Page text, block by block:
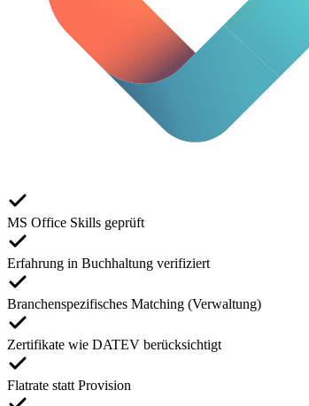
MS Office Skills geprüft
Erfahrung in Buchhaltung verifiziert
Branchenspezifisches Matching (Verwaltung)
Zertifikate wie DATEV berücksichtigt
Flatrate statt Provision